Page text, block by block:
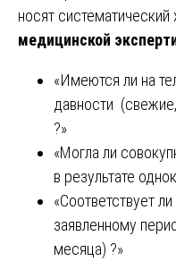
носят систематический
медицинской
«Имеются ли на
давности
?»
«Могла ли
в результате
«Соответствует
заявленному
месяца) ?»